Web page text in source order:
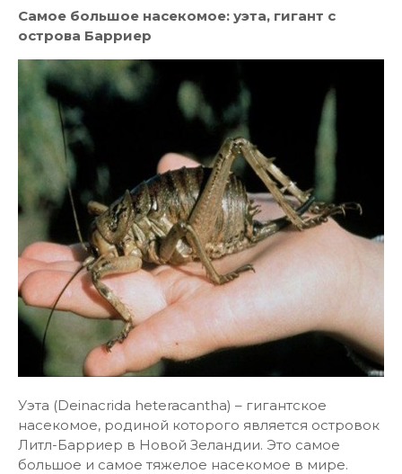
Самое большое насекомое: уэта, гигант с
острова Барриер
Уэта (Deinacrida heteracantha) – гигантское
насекомое, родиной которого является островок
Литл-Барриер в Новой Зеландии. Это самое
большое и самое тяжелое насекомое в мире.